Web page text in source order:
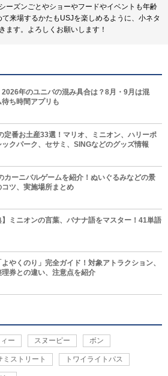
ーズンごとやショーやフードやイベントも年齢
来場するかたもUSJを楽しめるように、小ネタ
ます。よろしくお願いします！
2026年のユニバの混み具合は？8月・9月は混
ち時間アプリも
定番お土産33選！マリオ、ミニオン、ハリーポ
クパーク、セサミ、SINGなどのグッズ情報
カーニバルゲームを紹介！ぬいぐるみなどの景
ツ、実施場所まとめ
】ミニオンの言葉、バナナ語をマスター！41単語
よやくのり」完全ガイド！対象アトラクション、
券との違い、注意点を紹介
ー スヌーピー ボン
ミストリート トワイライトパス